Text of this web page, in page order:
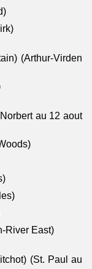
(Arthur-Virden
au 12 aout
River East)
(St. Paul au